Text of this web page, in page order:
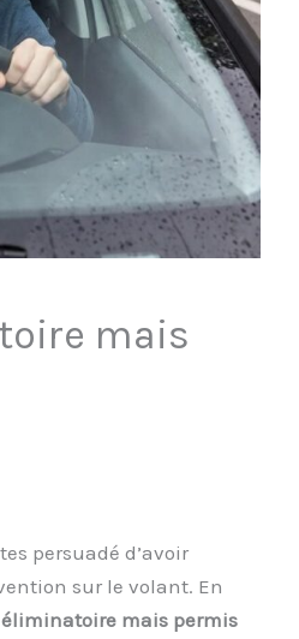
mais
persuadé d’avoir
sur le volant. En
mais permis